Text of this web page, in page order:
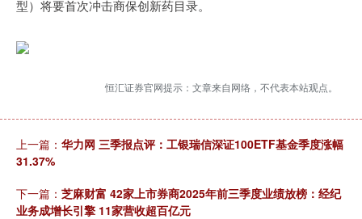
型）将要首次冲击商保创新药目录。
恒汇证券官网提示：文章来自网络，不代表本站观点。
上一篇： 华力网 三季报点评：工银瑞信深证100ETF基金季度涨幅
31.37%
下一篇： 芝麻财富 42家上市券商2025年前三季度业绩放榜：经纪
业务成增长引擎 11家营收超百亿元